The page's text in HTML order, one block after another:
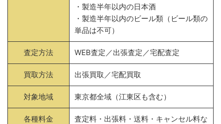
・製造半年以内の日本酒
・製造半年以内のビール類（ビール類の
単品は不可）
査定方法 WEB査定／出張査定／宅配査定
買取方法 出張買取／宅配買取
対象地域 東京都全域（江東区も含む）
各種料金
査定料・出張料・送料・キャンセル料な